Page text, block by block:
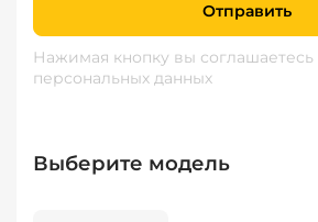
Отправить
Нажимая кнопку вы соглашаетесь
персональных данных
Выберите модель